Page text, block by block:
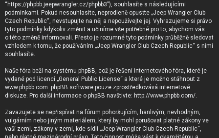
“https://phpbb.jeepwrangler.cz/phpbb3”), souhlasíte s následujícími
podmínkami. Pokud nesouhlasíte, neprodleně opusťte „Jeep Wrangler Club
Czech Republic“, nevstupujte na něj a nepoužívejte jej. Vyhrazujeme si právo
tyto podmínky kdykoliv změnit a učiníme vše potřebné pro to, abychom vás
o této změně informovali. Přesto je rozumné tyto podmínky průběžně sledovat
vzhledem k tomu, že používáním „Jeep Wrangler Club Czech Republic“ s nimi
souhlasíte.
Naše fóra beží na systému phpBB, což je řešení internetového fóra, které je
vydané pod licencí „General Public License“ a které je možno stáhnout z
www.phpbb.com. phpBB software pouze zprostředkovává internetové
diskuze. Pro další informace o phpBB navštivte: http://www.phpbb.com/.
Zavazujete se nepřispívat na fórum pohoršujícím, hanlivým, nevhodným,
vulgárním nebo jiným materiálem, který by mohl porušovat platné zákony ve
vaší zemi, zákony v zemi, kde sídlí „Jeep Wrangler Club Czech Republic“,